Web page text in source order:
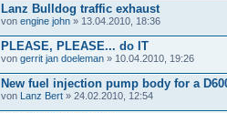
Lanz Bulldog traffic exhaust
von engine john » 13.04.2010, 18:36
PLEASE, PLEASE... do IT
von gerrit jan doeleman » 10.04.2010, 19:26
New fuel injection pump body for a
von Lanz Bert » 24.02.2010, 12:54